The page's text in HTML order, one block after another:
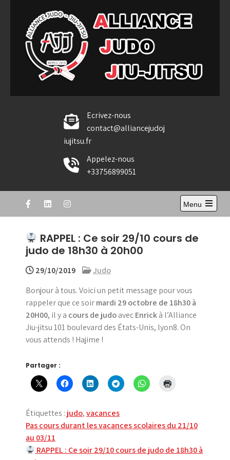
content
Alliance Judo Jiu-jitsu
Ecrivez-nous
contact@alliancejudoj
iujitsu.fr
Appelez-nous
+33756899051
Menu
Open
RAPPEL : Ce soir 29/10 cours de
judo de 18h30 à 20h00
29/10/2019
Judo
Bonjour à tous. Voici un petit message pour vous
rappeler que ce soirmardi 29 octobre de 18h30 à
20H00, il y a cours de judoavecEnrickà l’Alliance
Jiu-jitsu 101 boulevard des États-Unis, lyon8. On
vous attends ! Hajime !
Partager :
Étiquettes : judo,vacances
Navigation
de
Pas cours durant les vacances scolaires du 21/10
au 03/11
RAPPEL : Ce soir 29/10 cours de judo de 18h30 à